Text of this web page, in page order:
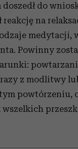
do
reakcję na
medytacji,
Powinny
z modlitwy
powtórzeniu,
wszelkich